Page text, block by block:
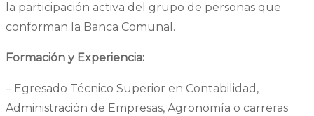
la participación activa del grupo de personas que
conforman la Banca Comunal.
Formación y Experiencia:
– Egresado Técnico Superior en Contabilidad,
Administración de Empresas, Agronomía o carreras